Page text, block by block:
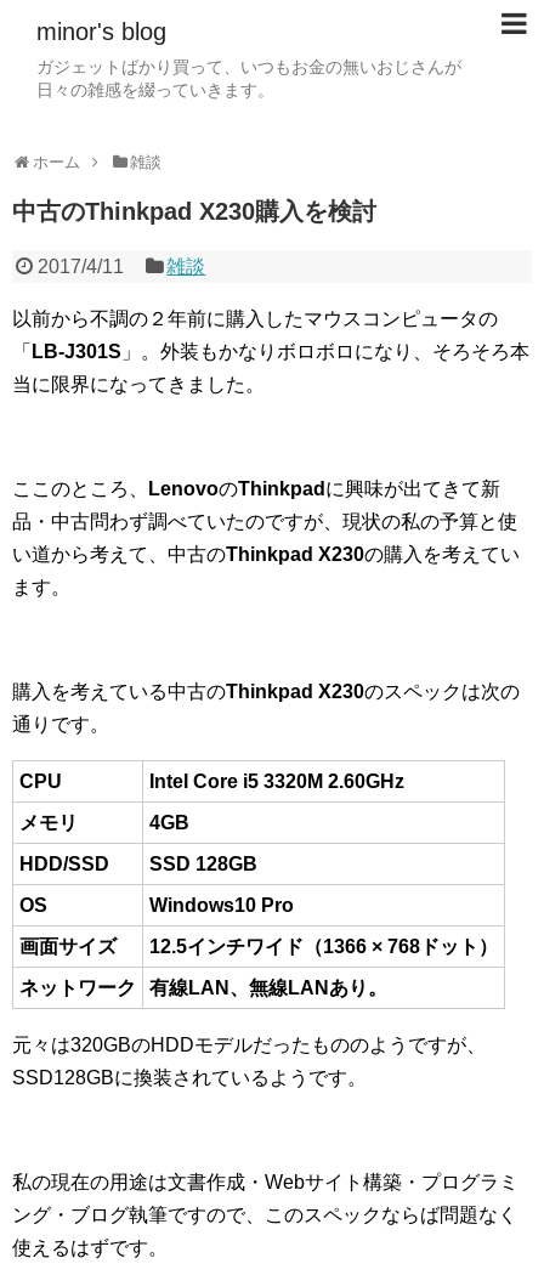
minor's blog
ガジェットばかり買って、いつもお金の無いおじさんが
日々の雑感を綴っていきます。
ホーム 雑談
中古のThinkpad X230購入を検討
2017/4/11 雑談
以前から不調の２年前に購入したマウスコンピュータの
「 LB-J301S 」。外装もかなりボロボロになり、そろそろ本
当に限界になってきました。
ここのところ、 LenovoのThinkpad に興味が出てきて新
品・中古問わず調べていたのですが、現状の私の予算と使
い道から考えて、中古のThinkpad X230の購入を考えてい
ます。
購入を考えている中古のThinkpad X230のスペックは次の
通りです。
CPU
Intel Core i5 3320M 2.60GHz
メモリ
4GB
HDD/SSD
SSD 128GB
OS
Windows10 Pro
画面サイズ
12.5インチワイド（1366 × 768ドット）
ネットワーク
有線LAN、無線LANあり。
元々は320GBのHDDモデルだったもののようですが、
SSD128GBに換装されているようです。
私の現在の用途は文書作成・Webサイト構築・プログラミ
ング・ブログ執筆ですので、このスペックならば問題なく
使えるはずです。